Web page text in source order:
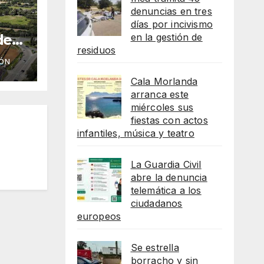
denuncias en tres
días por incivismo
en la gestión de
residuos
Cala Morlanda
arranca este
miércoles sus
fiestas con actos
infantiles, música y teatro
La Guardia Civil
abre la denuncia
telemática a los
ciudadanos
europeos
Se estrella
borracho y sin